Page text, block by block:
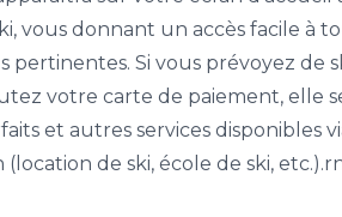
vous donnant un accès facile à
pertinentes. Si vous prévoyez de
votre carte de paiement, elle
et autres services disponibles
(location de ski, école de ski,